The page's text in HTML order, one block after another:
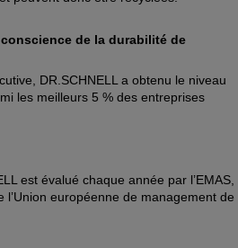
de la durabilité de
DR.SCHNELL a obtenu le niveau
les meilleurs 5 % des entreprises
est évalué chaque année par l’EMAS,
l’Union européenne de management de